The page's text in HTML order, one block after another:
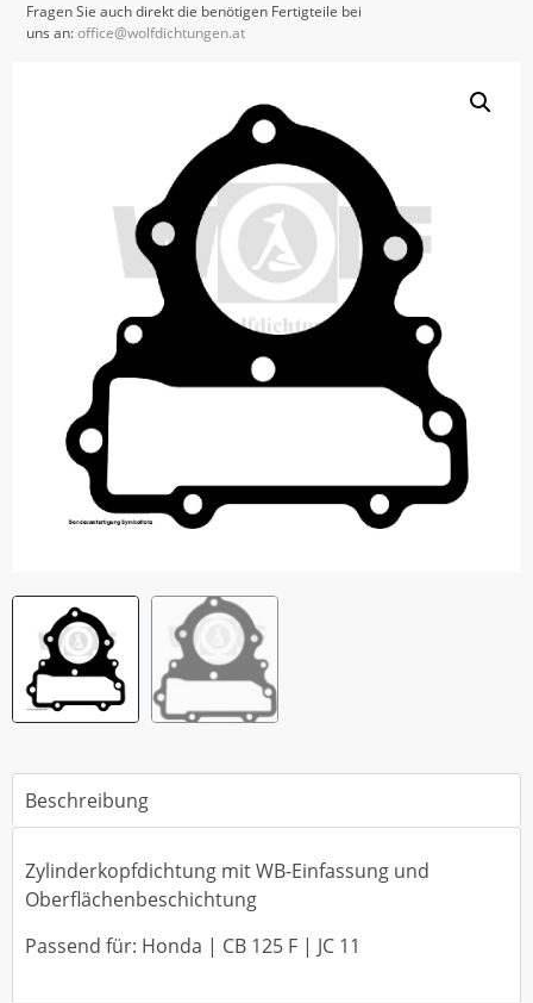
Fragen Sie auch direkt die benötigen Fertigteile bei
uns an:office@wolfdichtungen.at
Beschreibung
Zylinderkopfdichtung mit WB-Einfassung und
Oberflächenbeschichtung
Passend für: Honda | CB 125 F | JC 11